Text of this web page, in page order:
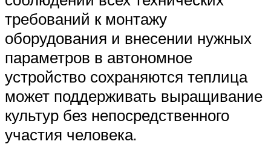
требований к монтажу
оборудования и внесении нужных
параметров в автономное
устройство сохраняются теплица
может поддерживать выращивание
культур без непосредственного
участия человека.